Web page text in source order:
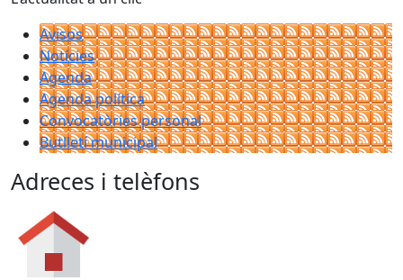
Avisos
Notícies
Agenda
Agenda política
Convocatòries personal
Butlletí municipal
Adreces i telèfons